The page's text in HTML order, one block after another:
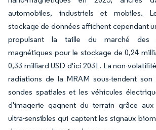
automobiles, industriels et mobiles.
stockage de données affichent cependant
propulsant la taille du marché des
magnétiques pour le stockage de 0,24
0,33 milliard USD d'ici 2031. La non-
radiations de la MRAM sous-tendent
sondes spatiales et les véhicules
d'imagerie gagnent du terrain grâce
ultra-sensibles qui captent les signaux